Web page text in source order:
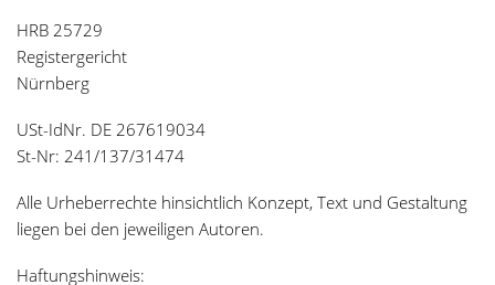
HRB 25729
Registergericht
Nürnberg
USt-IdNr. DE 267619034
St-Nr: 241/137/31474
Alle Urheberrechte hinsichtlich Konzept, Text und Gestaltung
liegen bei den jeweiligen Autoren.
Haftungshinweis: